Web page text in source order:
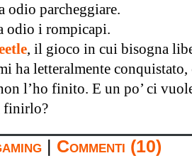
odio parcheggiare.
odio i rompicapi.
, il gioco in cui bisogna
ha letteralmente
l’ho finito. E un po’ ci
finirlo?
Commenti (10)